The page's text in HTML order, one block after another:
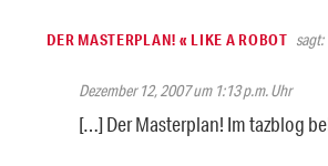
DER MASTERPLAN! « LIKE A ROBOT sagt:
Dezember 12, 2007 um 1:13 p.m. Uhr
[…] Der Masterplan! Im tazblog